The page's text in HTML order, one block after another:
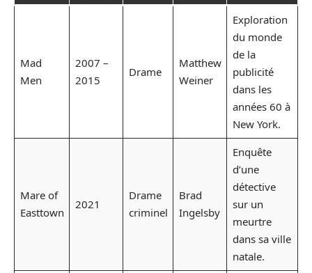
Mad
Men
2007 –
2015
Drame
Matthew
Weiner
Exploration
du monde
de la
publicité
dans les
années 60 à
New York.
Mare of
Easttown
2021
Drame
criminel
Brad
Ingelsby
Enquête
d’une
détective
sur un
meurtre
dans sa ville
natale.